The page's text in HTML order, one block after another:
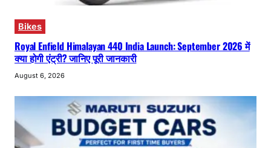
Bikes
Royal Enfield Himalayan 440 India Launch: September 2026 में
क्या होगी एंट्री? जानिए पूरी जानकारी
August 6, 2026